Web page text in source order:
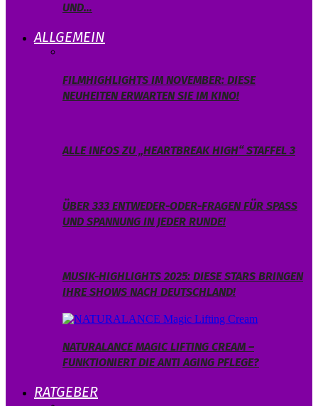
UND…
ALLGEMEIN
FILMHIGHLIGHTS IM NOVEMBER: DIESE
NEUHEITEN ERWARTEN SIE IM KINO!
ALLE INFOS ZU „HEARTBREAK HIGH“ STAFFEL 3
ÜBER 333 ENTWEDER-ODER-FRAGEN FÜR SPASS U
ND SPANNUNG IN JEDER RUNDE!
MUSIK-HIGHLIGHTS 2025: DIESE STARS BRINGEN
IHRE SHOWS NACH DEUTSCHLAND!
NATURALANCE MAGIC LIFTING CREAM –
FUNKTIONIERT DIE ANTI AGING PFLEGE?
RATGEBER